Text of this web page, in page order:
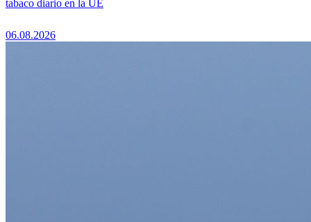
tabaco diario en la UE
06.08.2026